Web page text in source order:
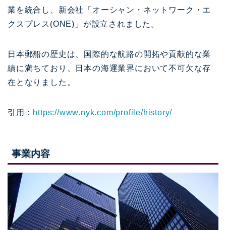
業を統合し、新会社「オーシャン・ネットワーク・エ
クスプレス(ONE)」が設立されました。
日本郵船の歴史は、国際的な航路の開拓や貢献的な業
績に満ちており、日本の海運業界において不可欠な存
在となりました。
引用： https://www.nyk.com/profile/history/
事業内容